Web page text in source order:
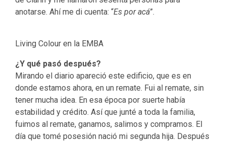
anotarse. Ahí me di cuenta: “Es por acá”.
Living Colour en la EMBA
¿Y qué pasó después?
Mirando el diario apareció este edificio, que es en
donde estamos ahora, en un remate. Fui al remate, sin
tener mucha idea. En esa época por suerte había
estabilidad y crédito. Así que junté a toda la familia,
fuimos al remate, ganamos, salimos y compramos. El
día que tomé posesión nació mi segunda hija. Después